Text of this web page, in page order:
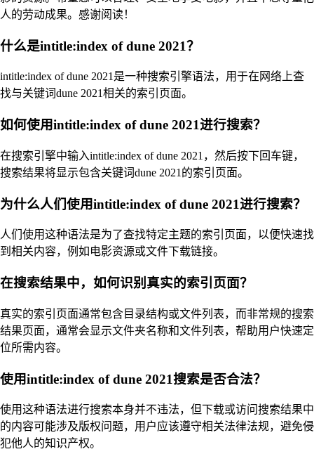
人的劳动成果。感谢阅读！
什么是intitle:index of dune 2021？
intitle:index of dune 2021是一种搜索引擎语法，用于在网络上查
找与关键词dune 2021相关的索引页面。
如何使用intitle:index of dune 2021进行搜索？
在搜索引擎中输入intitle:index of dune 2021，然后按下回车键，
搜索结果将显示包含关键词dune 2021的索引页面。
为什么人们使用intitle:index of dune 2021进行搜索？
人们使用这种语法是为了查找特定主题的索引页面，以便快速找
到相关内容，例如电影资源或文件下载链接。
在搜索结果中，如何识别真实的索引页面？
真实的索引页面通常包含目录结构或文件列表，而非常规的搜索
结果页面，通常会显示文件夹名称和文件列表，帮助用户快速定
位所需内容。
使用intitle:index of dune 2021搜索是否合法？
使用这种语法进行搜索本身并不违法，但下载或访问搜索结果中
的内容可能涉及版权问题，用户应该遵守相关法律法规，避免侵
犯他人的知识产权。